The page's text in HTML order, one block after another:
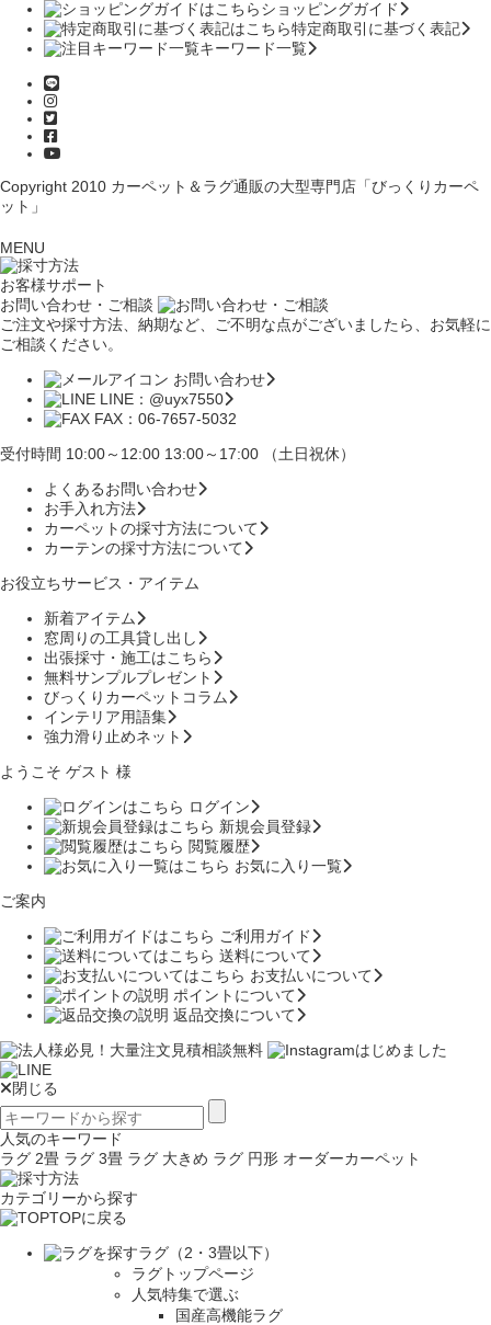
ショッピングガイド
特定商取引に基づく表記
キーワード一覧
Copyright 2010 カーペット＆ラグ通販の大型専門店「びっくりカーペ
ット」
MENU
お客様サポート
お問い合わせ・ご相談
ご注文や採寸方法、納期など、ご不明な点がございましたら、お気軽に
ご相談ください。
お問い合わせ
LINE：@uyx7550
FAX：06-7657-5032
受付時間 10:00～12:00 13:00～17:00 （土日祝休）
よくあるお問い合わせ
お手入れ方法
カーペットの採寸方法について
カーテンの採寸方法について
お役立ちサービス・アイテム
新着アイテム
窓周りの工具貸し出し
出張採寸・施工はこちら
無料サンプルプレゼント
びっくりカーペットコラム
インテリア用語集
強力滑り止めネット
ようこそ ゲスト 様
ログイン
新規会員登録
閲覧履歴
お気に入り一覧
ご案内
ご利用ガイド
送料について
お支払いについて
ポイントについて
返品交換について
閉じる
人気のキーワード
ラグ 2畳 ラグ 3畳 ラグ 大きめ ラグ 円形 オーダーカーペット
カテゴリーから探す
TOPに戻る
ラグ（2・3畳以下）
ラグトップページ
人気特集で選ぶ
国産高機能ラグ